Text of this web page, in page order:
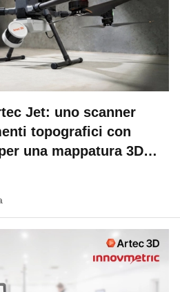
Jet: uno scanner
topografici con
una mappatura 3D